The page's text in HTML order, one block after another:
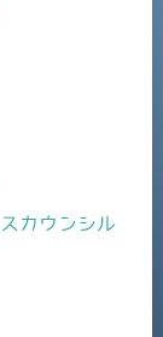
カウンシル